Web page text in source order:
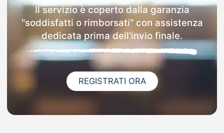
Il servizio è coperto dalla garanzia
"soddisfatti o rimborsati" con assistenza
dedicata prima dell'invio finale.
REGISTRATI ORA